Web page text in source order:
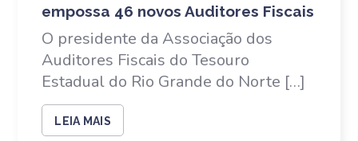
empossa 46 novos Auditores Fiscais
O presidente da Associação dos
Auditores Fiscais do Tesouro
Estadual do Rio Grande do Norte […]
LEIA MAIS